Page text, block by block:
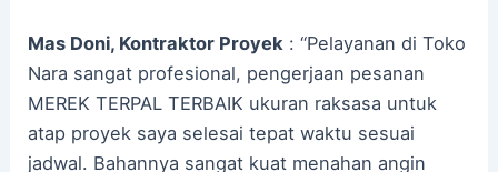
Mas Doni, Kontraktor Proyek : “Pelayanan di Toko
Nara sangat profesional, pengerjaan pesanan
MEREK TERPAL TERBAIK ukuran raksasa untuk
atap proyek saya selesai tepat waktu sesuai
jadwal. Bahannya sangat kuat menahan angin